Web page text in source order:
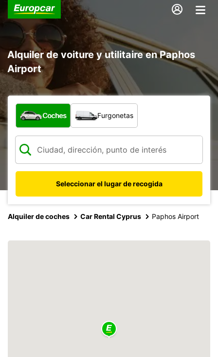
Alquiler de voiture y utilitaire en Paphos
Airport
¿Qué tipo de vehículo?
Coches Furgonetas
Seleccionar el lugar de recogida
Alquiler de coches Car Rental Cyprus Paphos Airport